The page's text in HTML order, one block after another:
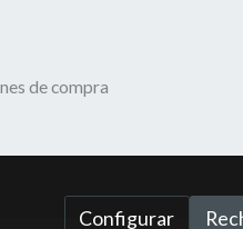
de compra
Configurar